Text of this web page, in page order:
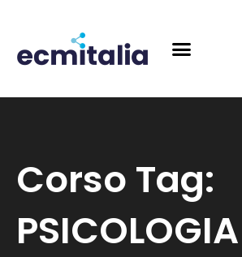
contenuto
Corso Tag:
PSICOLOGIA